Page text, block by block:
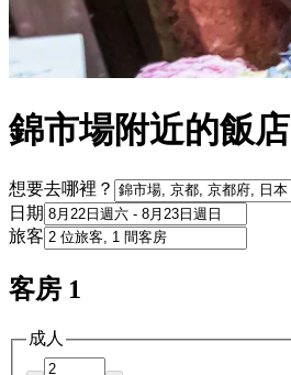
錦市場附近的飯店
想要去哪裡？
日期
旅客
客房 1
成人